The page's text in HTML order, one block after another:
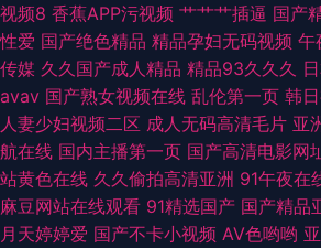
视频8 香蕉APP污视频 艹艹艹插逼 国产
性爱 国产绝色精品 精品孕妇无码视频 午
传媒 久久国产成人精品 精品93久久久
avav 国产熟女视频在线 乱伦第一页 韩
人妻少妇视频二区 成人无码高清毛片 亚
航在线 国内主播第一页 国产高清电影网
站黄色在线 久久偷拍高清亚洲 91午夜在
麻豆网站在线观看 91精选国产 国产精品
月天婷婷爱 国产不卡小视频 AV色哟哟